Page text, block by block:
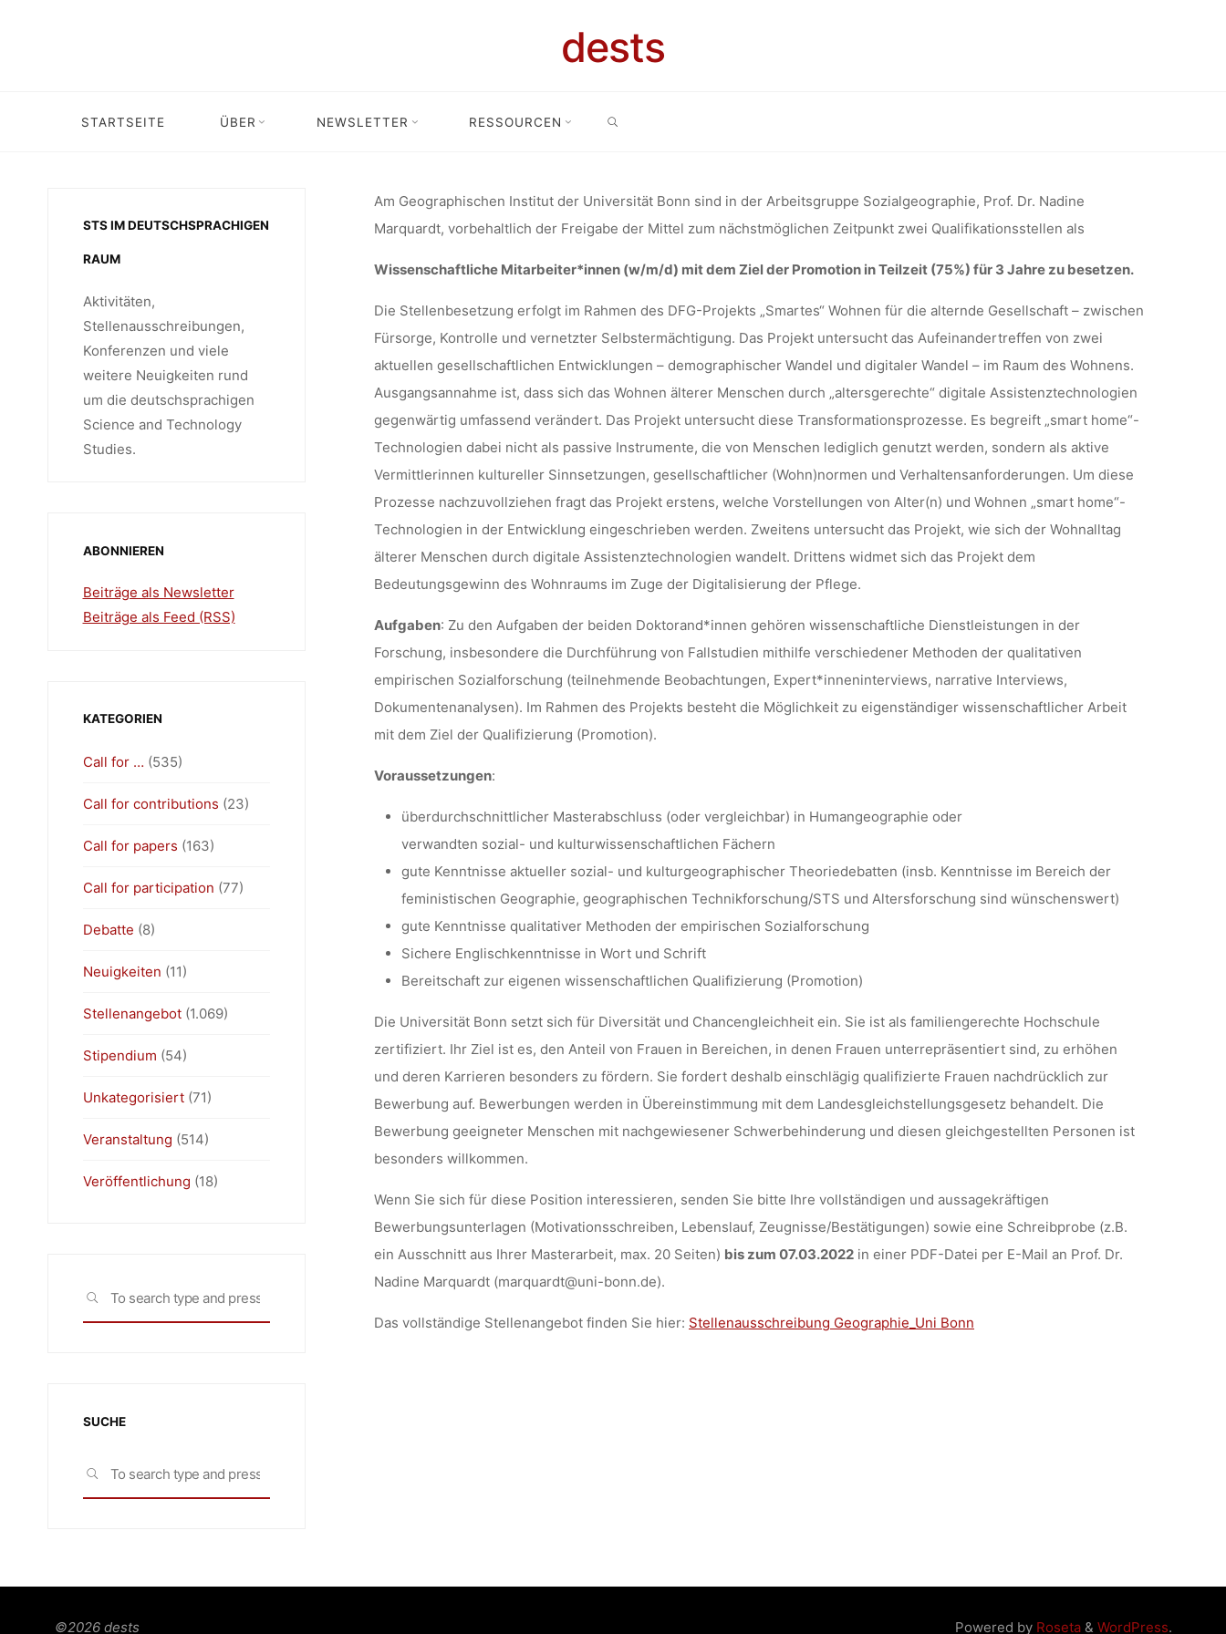
dests
STARTSEITE ÜBER NEWSLETTER RESSOURCEN
WISSENSCHAFTLICHE
MITARBEITER*INNEN (W/M/D)
MIT DEM ZIEL DER PROMOTION
(75%), UNIVERSITÄT BONN
HomeStellenangebot Stellenangebot: Zwei Wissenschaftliche Mitarbeiter*innen (w/m/d) mit dem Ziel der Promotion (75%), Universität Bonn
Am Geographischen Institut der Universität Bonn sind in der Arbeitsgruppe Sozialgeographie, Prof. Dr. Nadine
Marquardt, vorbehaltlich der Freigabe der Mittel zum nächstmöglichen Zeitpunkt zwei Qualifikationsstellen als
Wissenschaftliche Mitarbeiter*innen (w/m/d) mit dem Ziel der Promotion in Teilzeit (75%) für 3 Jahre zu besetzen.
Die Stellenbesetzung erfolgt im Rahmen des DFG-Projekts „Smartes“ Wohnen für die alternde Gesellschaft – zwischen
Fürsorge, Kontrolle und vernetzter Selbstermächtigung. Das Projekt untersucht das Aufeinandertreffen von zwei
aktuellen gesellschaftlichen Entwicklungen – demographischer Wandel und digitaler Wandel – im Raum des Wohnens.
Ausgangsannahme ist, dass sich das Wohnen älterer Menschen durch „altersgerechte“ digitale Assistenztechnologien
gegenwärtig umfassend verändert. Das Projekt untersucht diese Transformationsprozesse. Es begreift „smart home“-
Technologien dabei nicht als passive Instrumente, die von Menschen lediglich genutzt werden, sondern als aktive
Vermittlerinnen kultureller Sinnsetzungen, gesellschaftlicher (Wohn)normen und Verhaltensanforderungen. Um diese
Prozesse nachzuvollziehen fragt das Projekt erstens, welche Vorstellungen von Alter(n) und Wohnen „smart home“-
Technologien in der Entwicklung eingeschrieben werden. Zweitens untersucht das Projekt, wie sich der Wohnalltag
älterer Menschen durch digitale Assistenztechnologien wandelt. Drittens widmet sich das Projekt dem
Bedeutungsgewinn des Wohnraums im Zuge der Digitalisierung der Pflege.
Aufgaben: Zu den Aufgaben der beiden Doktorand*innen gehören wissenschaftliche Dienstleistungen in der
Forschung, insbesondere die Durchführung von Fallstudien mithilfe verschiedener Methoden der qualitativen
empirischen Sozialforschung (teilnehmende Beobachtungen, Expert*inneninterviews, narrative Interviews,
Dokumentenanalysen). Im Rahmen des Projekts besteht die Möglichkeit zu eigenständiger wissenschaftlicher Arbeit
mit dem Ziel der Qualifizierung (Promotion).
Voraussetzungen:
überdurchschnittlicher Masterabschluss (oder vergleichbar) in Humangeographie oder
verwandten sozial- und kulturwissenschaftlichen Fächern
gute Kenntnisse aktueller sozial- und kulturgeographischer Theoriedebatten (insb. Kenntnisse im Bereich der
feministischen Geographie, geographischen Technikforschung/STS und Altersforschung sind wünschenswert)
gute Kenntnisse qualitativer Methoden der empirischen Sozialforschung
Sichere Englischkenntnisse in Wort und Schrift
Bereitschaft zur eigenen wissenschaftlichen Qualifizierung (Promotion)
Die Universität Bonn setzt sich für Diversität und Chancengleichheit ein. Sie ist als familiengerechte Hochschule
zertifiziert. Ihr Ziel ist es, den Anteil von Frauen in Bereichen, in denen Frauen unterrepräsentiert sind, zu erhöhen
und deren Karrieren besonders zu fördern. Sie fordert deshalb einschlägig qualifizierte Frauen nachdrücklich zur
Bewerbung auf. Bewerbungen werden in Übereinstimmung mit dem Landesgleichstellungsgesetz behandelt. Die
Bewerbung geeigneter Menschen mit nachgewiesener Schwerbehinderung und diesen gleichgestellten Personen ist
besonders willkommen.
Wenn Sie sich für diese Position interessieren, senden Sie bitte Ihre vollständigen und aussagekräftigen
Bewerbungsunterlagen (Motivationsschreiben, Lebenslauf, Zeugnisse/Bestätigungen) sowie eine Schreibprobe (z.B.
ein Ausschnitt aus Ihrer Masterarbeit, max. 20 Seiten) bis zum 07.03.2022in einer PDF-Datei per E-Mail an Prof. Dr.
Nadine Marquardt (marquardt@uni-bonn.de).
Das vollständige Stellenangebot finden Sie hier: Stellenausschreibung Geographie_Uni Bonn
STS IM DEUTSCHSPRACHIGEN
RAUM
Aktivitäten,
Stellenausschreibungen,
Konferenzen und viele
weitere Neuigkeiten rund
um die deutschsprachigen
Science and Technology
Studies.
ABONNIEREN
Beiträge als Newsletter
Beiträge als Feed (RSS)
KATEGORIEN
Call for … (535)
Call for contributions (23)
Call for papers (163)
Call for participation (77)
Debatte (8)
Neuigkeiten (11)
Stellenangebot(1.069)
Stipendium (54)
Unkategorisiert(71)
Veranstaltung (514)
Veröffentlichung (18)
SEARCH
SUCHE
SEARCH
Powered byRoseta& WordPress.
©2026 dests